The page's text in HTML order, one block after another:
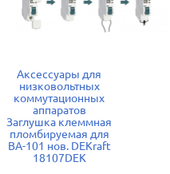
Аксессуары для
низковольтных
коммутационных
аппаратов
Заглушка клеммная
пломбируемая для
ВА-101 нов. DEKraft
18107DEK